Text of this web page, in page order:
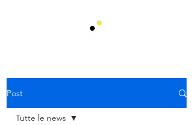
Post
Tutte le news